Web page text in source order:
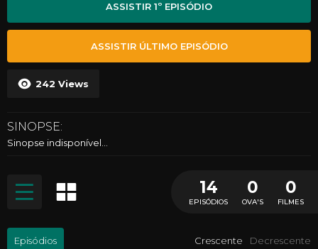
242 Views
ASSISTIR 1º EPISÓDIO
ASSISTIR ÚLTIMO EPISÓDIO
SINOPSE:
Sinopse indisponível...
14
EPISÓDIOS
0
OVA'S
0
FILMES
Episódios Crescente Decrescente